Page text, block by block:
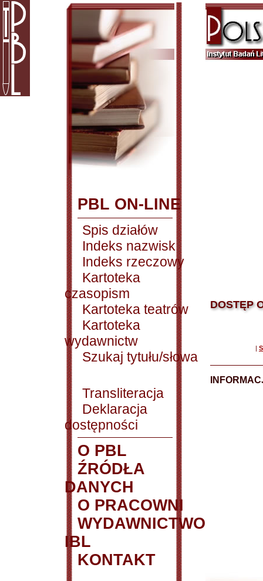
PBL ON-LINE
Spis działów
Indeks nazwisk
Indeks rzeczowy
Kartoteka
czasopism
Kartoteka teatrów
Kartoteka
wydawnictw
Szukaj tytułu/słowa
Transliteracja
Deklaracja
dostępności
O PBL
ŹRÓDŁA
DANYCH
O PRACOWNI
WYDAWNICTWO
IBL
KONTAKT
DOSTĘP
|